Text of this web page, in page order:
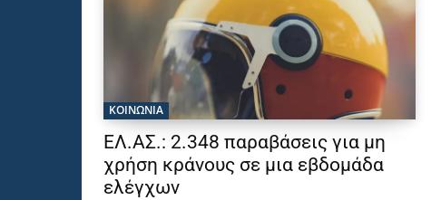
ΚΟΙΝΩΝΙΑ
ΕΛ.ΑΣ.: 2.348 παραβάσεις για μη
χρήση κράνους σε μια εβδομάδα
ελέγχων